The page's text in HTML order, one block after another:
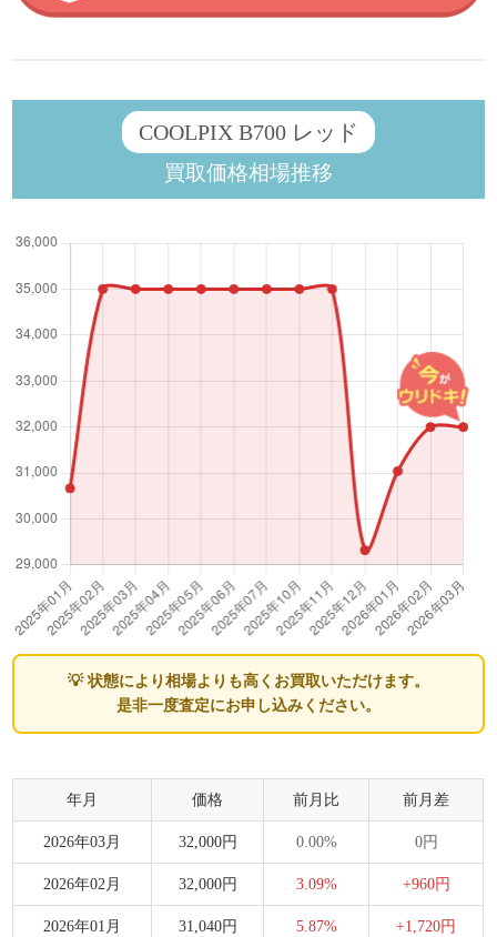
COOLPIX B700 レッド
買取価格相場推移
💡 状態により相場よりも高くお買取いただけます。
是非一度査定にお申し込みください。
年月 価格 前月比 前月差
2026年03月 32,000円 0.00% 0円
2026年02月 32,000円 3.09% +960円
2026年01月 31,040円 5.87% +1,720円